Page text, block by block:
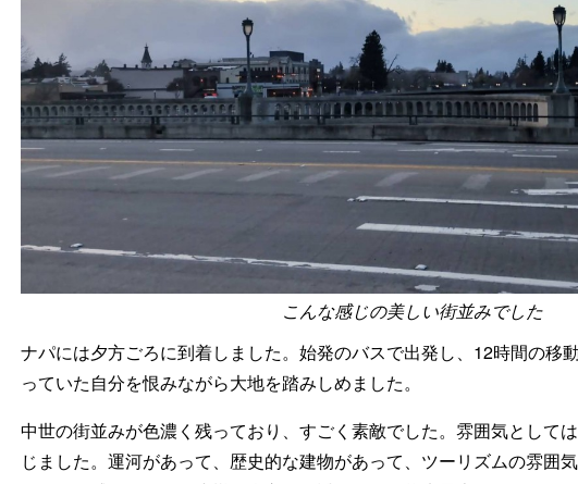
こんな感じの美しい街並みでした
ナパには夕方ごろに到着しました。始発のバスで出発し、12時間の移
っていた自分を恨みながら大地を踏みしめました。
中世の街並みが色濃く残っており、すごく素敵でした。雰囲気として
じました。運河があって、歴史的な建物があって、ツーリズムの雰囲